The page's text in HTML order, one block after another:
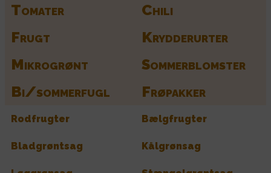
Tomater
Chili
Frugt
Krydderurter
Mikrogrønt
Sommerblomster
Bi/sommerfugl
Frøpakker
Rodfrugter Bælgfrugter
Bladgrøntsag Kålgrønsag